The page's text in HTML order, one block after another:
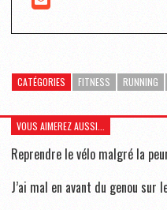
CATÉGORIES FITNESS RUNNING
VOUS AIMEREZ AUSSI...
Reprendre le vélo malgré la
J’ai mal en avant du genou sur